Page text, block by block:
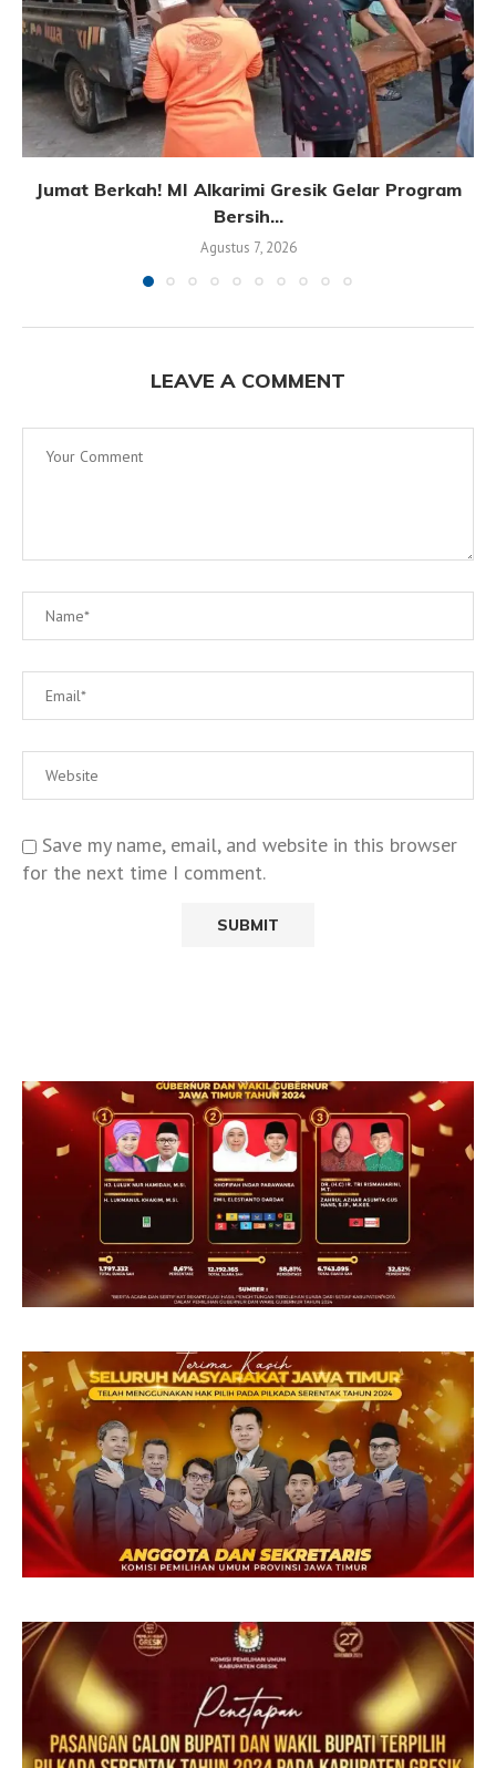
Jumat Berkah! MI Alkarimi Gresik Gelar Program
Bersih...
Agustus 7, 2026
LEAVE A COMMENT
Save my name, email, and website in this browser
for the next time I comment.